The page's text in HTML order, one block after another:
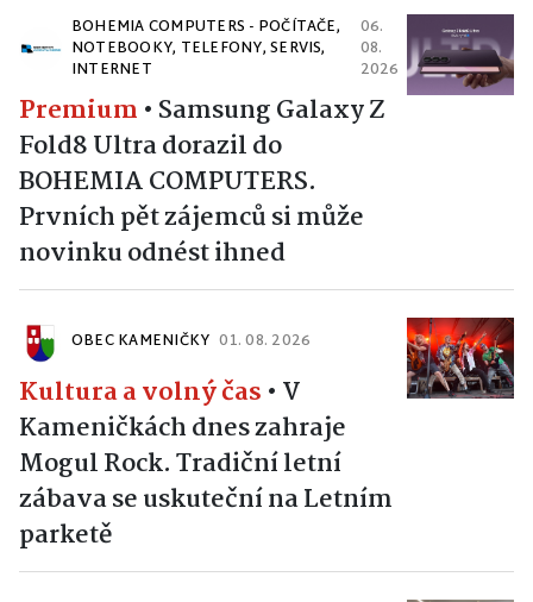
BOHEMIA COMPUTERS - POČÍTAČE,
NOTEBOOKY, TELEFONY, SERVIS,
INTERNET
06.
08.
2026
Premium • Samsung Galaxy Z
Fold8 Ultra dorazil do
BOHEMIA COMPUTERS.
Prvních pět zájemců si může
novinku odnést ihned
OBEC KAMENIČKY 01. 08. 2026
Kultura a volný čas • V
Kameničkách dnes zahraje
Mogul Rock. Tradiční letní
zábava se uskuteční na Letním
parketě